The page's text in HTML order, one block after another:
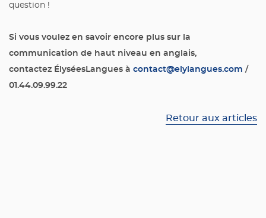
question !
Si vous voulez en savoir encore plus sur la
communication de haut niveau en anglais,
contactez ÉlyséesLangues à contact@elylangues.com /
01.44.09.99.22
Retour aux articles